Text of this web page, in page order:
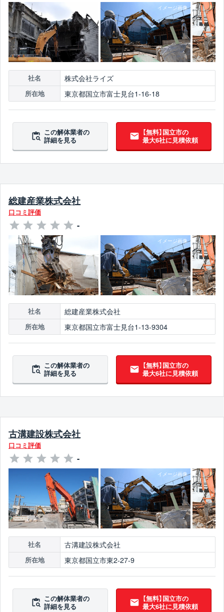
社名 株式会社ライズ
所在地 東京都国立市富士見台1-16-18
この解体業者の
詳細を見る
【無料】国立市の
最大6社に見積依頼
総建産業株式会社
口コミ評価
-
社名 総建産業株式会社
所在地 東京都国立市富士見台1-13-9304
この解体業者の
詳細を見る
【無料】国立市の
最大6社に見積依頼
古溝建設株式会社
口コミ評価
-
社名 古溝建設株式会社
所在地 東京都国立市東2-27-9
この解体業者の
詳細を見る
【無料】国立市の
最大6社に見積依頼